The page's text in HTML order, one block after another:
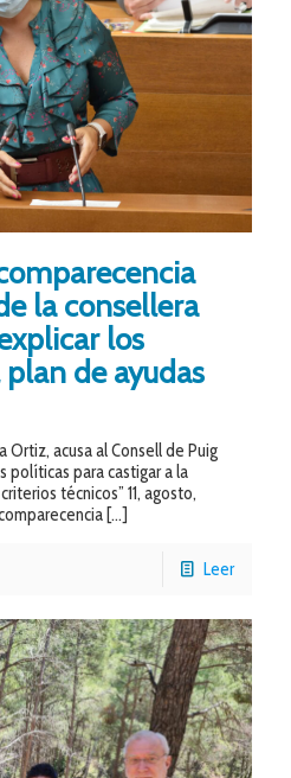
la consellera
los
de ayudas
acusa al Consell de Puig
políticas para castigar a la
técnicos” 11, agosto,
[…]
Leer